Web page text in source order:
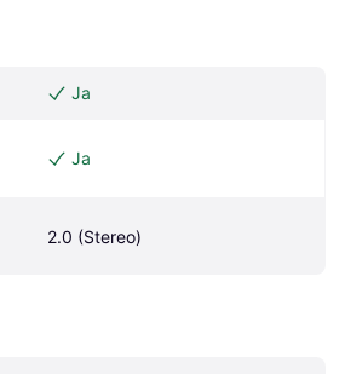
Ja
Ja
2.0 (Stereo)